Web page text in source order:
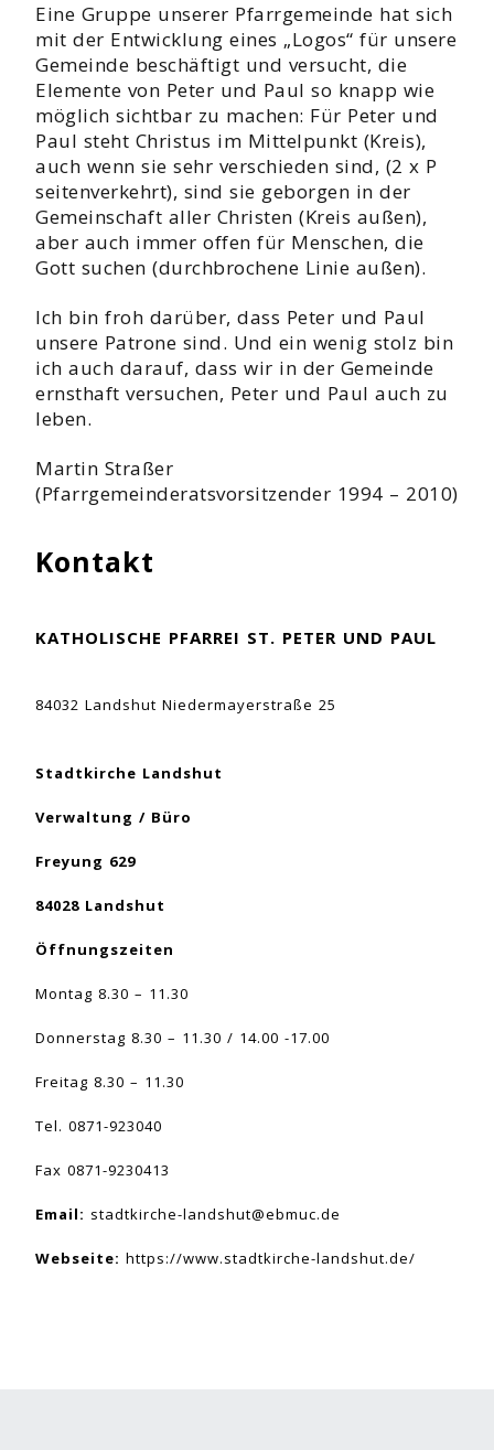
Eine Gruppe unserer Pfarrgemeinde hat sich
mit der Entwicklung eines „Logos“ für unsere
Gemeinde beschäftigt und versucht, die
Elemente von Peter und Paul so knapp wie
möglich sichtbar zu machen: Für Peter und
Paul steht Christus im Mittelpunkt (Kreis),
auch wenn sie sehr verschieden sind, (2 x P
seitenverkehrt), sind sie geborgen in der
Gemeinschaft aller Christen (Kreis außen),
aber auch immer offen für Menschen, die
Gott suchen (durchbrochene Linie außen).
Ich bin froh darüber, dass Peter und Paul
unsere Patrone sind. Und ein wenig stolz bin
ich auch darauf, dass wir in der Gemeinde
ernsthaft versuchen, Peter und Paul auch zu
leben.
Martin Straßer
(Pfarrgemeinderatsvorsitzender 1994 – 2010)
Kontakt
KATHOLISCHE PFARREI ST. PETER UND PAUL
84032 Landshut Niedermayerstraße 25
Stadtkirche Landshut
Verwaltung / Büro
Freyung 629
84028 Landshut
Öffnungszeiten
Montag 8.30 – 11.30
Donnerstag 8.30 – 11.30 / 14.00 -17.00
Freitag 8.30 – 11.30
Tel. 0871-923040
Fax 0871-9230413
Email: stadtkirche-landshut@ebmuc.de
Webseite: https://www.stadtkirche-landshut.de/